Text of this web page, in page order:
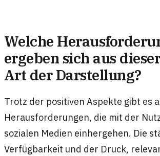
Welche
ergeben sich aus
Art der Darstellung?
Trotz der positiven Aspekte gibt es
Herausforderungen, die mit der
sozialen Medien einhergehen. Die
Verfügbarkeit und der Druck,